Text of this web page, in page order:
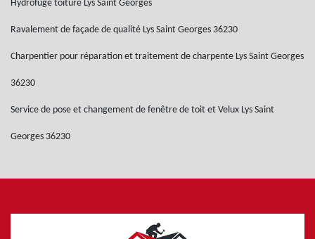
Hydrofuge toiture Lys Saint Georges
Ravalement de façade de qualité Lys Saint Georges 36230
Charpentier pour réparation et traitement de charpente Lys Saint Georges
36230
Service de pose et changement de fenêtre de toit et Velux Lys Saint
Georges 36230